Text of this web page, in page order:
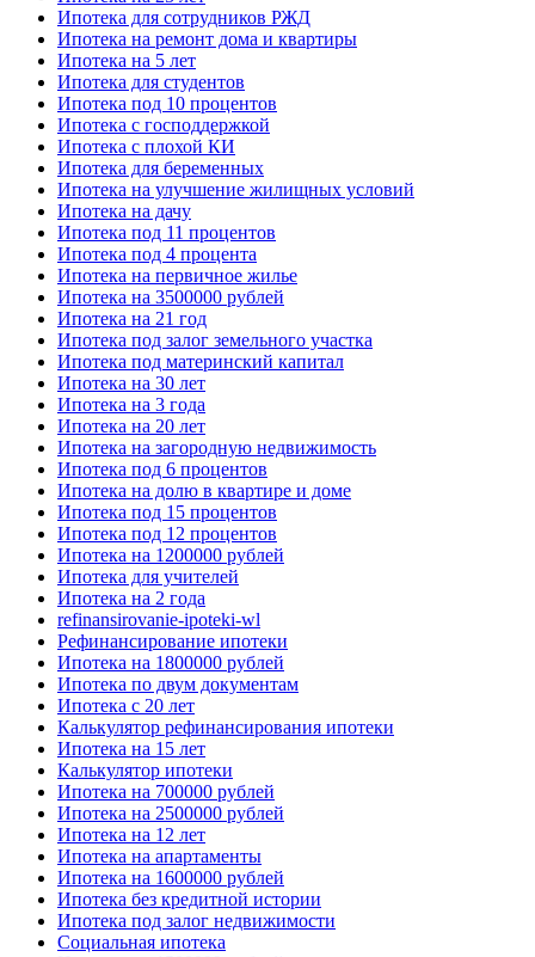
Ипотека для сотрудников РЖД
Ипотека на ремонт дома и квартиры
Ипотека на 5 лет
Ипотека для студентов
Ипотека под 10 процентов
Ипотека с господдержкой
Ипотека с плохой КИ
Ипотека для беременных
Ипотека на улучшение жилищных условий
Ипотека на дачу
Ипотека под 11 процентов
Ипотека под 4 процента
Ипотека на первичное жилье
Ипотека на 3500000 рублей
Ипотека на 21 год
Ипотека под залог земельного участка
Ипотека под материнский капитал
Ипотека на 30 лет
Ипотека на 3 года
Ипотека на 20 лет
Ипотека на загородную недвижимость
Ипотека под 6 процентов
Ипотека на долю в квартире и доме
Ипотека под 15 процентов
Ипотека под 12 процентов
Ипотека на 1200000 рублей
Ипотека для учителей
Ипотека на 2 года
refinansirovanie-ipoteki-wl
Рефинансирование ипотеки
Ипотека на 1800000 рублей
Ипотека по двум документам
Ипотека с 20 лет
Калькулятор рефинансирования ипотеки
Ипотека на 15 лет
Калькулятор ипотеки
Ипотека на 700000 рублей
Ипотека на 2500000 рублей
Ипотека на 12 лет
Ипотека на апартаменты
Ипотека на 1600000 рублей
Ипотека без кредитной истории
Ипотека под залог недвижимости
Социальная ипотека